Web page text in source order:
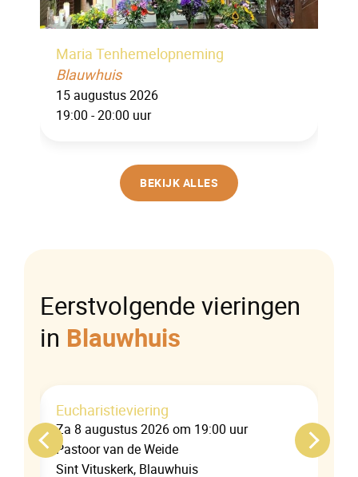
Maria Tenhemelopneming
Blauwhuis
15 augustus 2026
19:00 - 20:00 uur
BEKIJK ALLES
Eerstvolgende vieringen
in Blauwhuis
Eucharistieviering
Za 8 augustus 2026 om 19:00 uur
Pastoor van de Weide
Sint Vituskerk, Blauwhuis